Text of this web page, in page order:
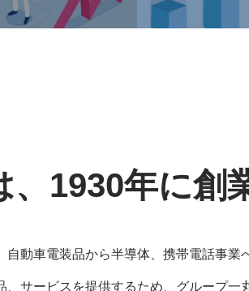
1930年に創
自動車電装品から半導体、 携帯電話事業
サービスを提供するため、 グループ一